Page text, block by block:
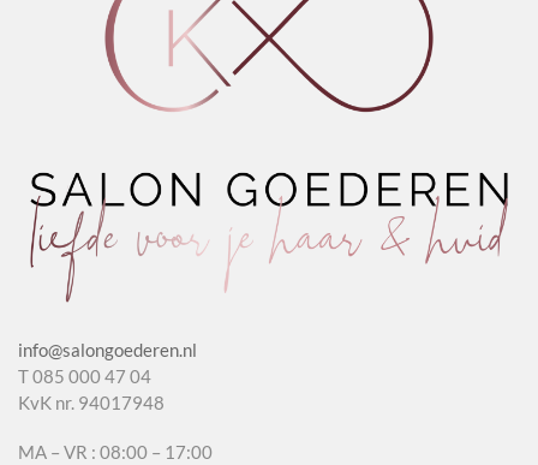
info@salongoederen.nl
T 085 000 47 04
KvK nr. 94017948
MA – VR : 08:00 – 17:00